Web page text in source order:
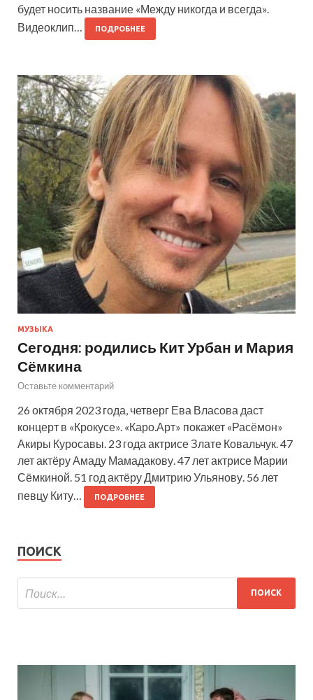
будет носить название «Между никогда и всегда».
Видеоклип…
ПОДРОБНЕЕ
МУЗЫКА
Сегодня: родились Кит Урбан и Мария
Сёмкина
Оставьте комментарий
26 октября 2023 года, четверг Ева Власова даст
концерт в «Крокусе». «Каро.Арт» покажет «Расёмон»
Акиры Куросавы. 23 года актрисе Злате Ковальчук. 47
лет актёру Амаду Мамадакову. 47 лет актрисе Марии
Сёмкиной. 51 год актёру Дмитрию Ульянову. 56 лет
певцу Киту…
ПОДРОБНЕЕ
ПОИСК